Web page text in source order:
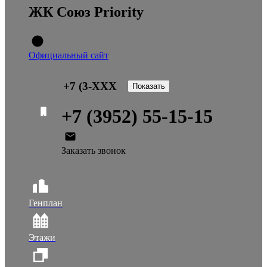
ЖК Союз Priority
Официальный сайт
+7 (3-XXX
+7 (3952) 55-15-15
Заказать звонок
Генплан
Этажи